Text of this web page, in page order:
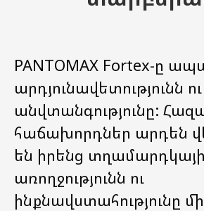
PANTOMAX Fortex-ը
արդյունավետությունն ու
անվտանգությունը:
հաճախորդներ արդեն
են իրենց
առողջությունն ու
ինքնավստահությունը